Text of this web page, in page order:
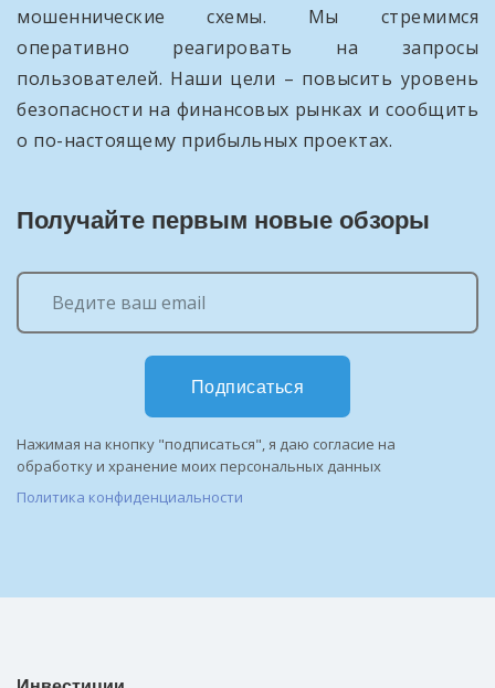
мошеннические схемы. Мы стремимся
оперативно реагировать на запросы
пользователей. Наши цели – повысить уровень
безопасности на финансовых рынках и сообщить
о по-настоящему прибыльных проектах.
Получайте первым новые обзоры
Подписаться
Нажимая на кнопку "подписаться", я даю согласие на
обработку и хранение моих персональных данных
Политика конфиденциальности